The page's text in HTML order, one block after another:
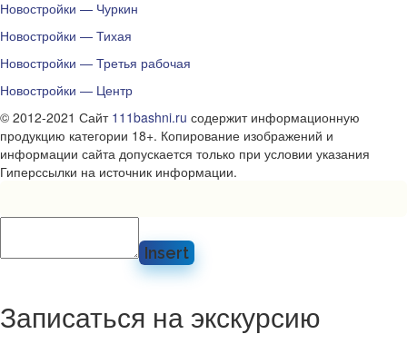
Новостройки — Чуркин
Новостройки — Тихая
Новостройки — Третья рабочая
Новостройки — Центр
© 2012-2021 Сайт 111bashni.ru содержит информационную
продукцию категории 18+. Копирование изображений и
информации сайта допускается только при условии указания
Гиперссылки на источник информации.
Insert
Записаться на экскурсию